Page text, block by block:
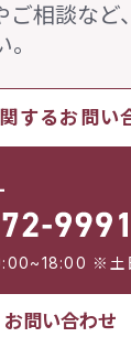
ご相談など
するお問い
※土
お問い合わせ